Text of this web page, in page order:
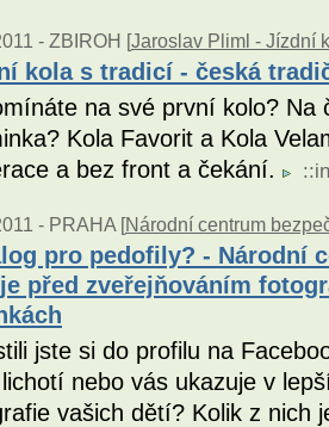
- ZBIROH [Jaroslav Pliml - Jízdní
kola s tradicí - česká
na své první kolo? Na
Kola Favorit a Kola
a bez front a čekání.
::
- PRAHA [Národní centrum
pro pedofily? - Národní
před zveřejňováním
jste si do profilu na
nebo vás ukazuje v
vašich dětí? Kolik z nich